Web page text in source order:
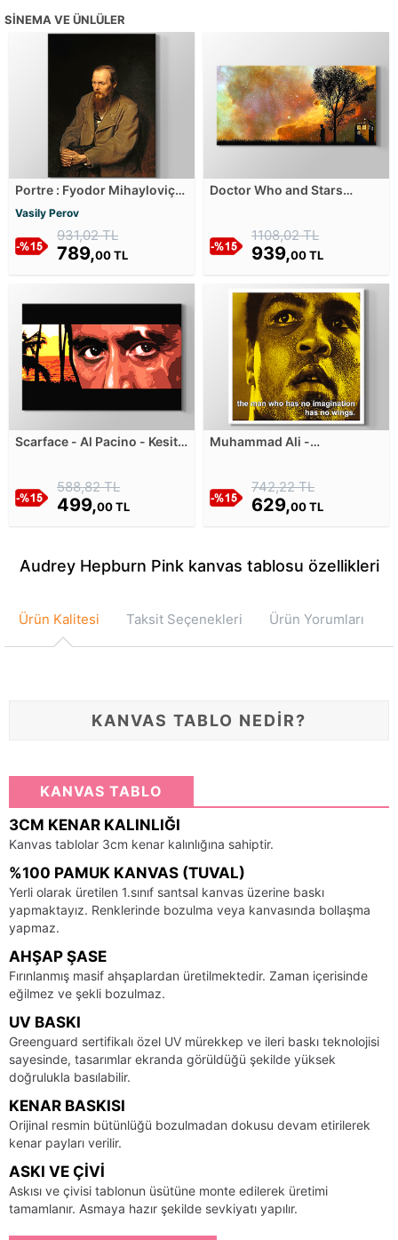
SINEMA VE ÜNLÜLER
Portre : Fyodor Mihayloviç
Dostoyevski Kanvas
Tablosu
Vasily Perov
931,02 TL
789,00 TL
Doctor Who and Stars
1108,02 TL
939,00 TL
Scarface - Al Pacino - Kesit
588,82 TL
499,00 TL
Muhammad Ali -
742,22 TL
629,00 TL
Audrey Hepburn Pink kanvas tablosu özellikleri
Ürün Kalitesi Taksit Seçenekleri Ürün Yorumları
KANVAS TABLO NEDİR?
KANVAS TABLO
3CM KENAR KALINLIĞI
Kanvas tablolar 3cm kenar kalınlığına sahiptir.
%100 PAMUK KANVAS (TUVAL)
Yerli olarak üretilen 1.sınıf santsal kanvas üzerine baskı
yapmaktayız. Renklerinde bozulma veya kanvasında bollaşma
yapmaz.
AHŞAP ŞASE
Fırınlanmış masif ahşaplardan üretilmektedir. Zaman içerisinde
eğilmez ve şekli bozulmaz.
UV BASKI
Greenguard sertifikalı özel UV mürekkep ve ileri baskı teknolojisi
sayesinde, tasarımlar ekranda görüldüğü şekilde yüksek
doğrulukla basılabilir.
KENAR BASKISI
Orijinal resmin bütünlüğü bozulmadan dokusu devam etirilerek
kenar payları verilir.
ASKI VE ÇIVI
Askısı ve çivisi tablonun üsütüne monte edilerek üretimi
tamamlanır. Asmaya hazır şekilde sevkiyatı yapılır.